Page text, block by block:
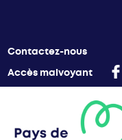
Contactez-nous
Accès malvoyant